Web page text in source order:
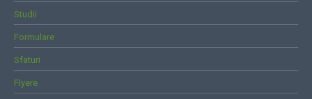
Studii
Formulare
Sfaturi
Flyere